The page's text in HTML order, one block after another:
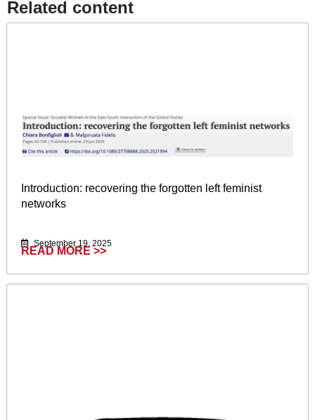
Related content​
Introduction: recovering the forgotten left feminist
networks
September 19, 2025
READ MORE >>